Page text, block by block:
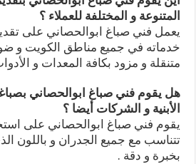
المتنوعة و المختلفة للعملاء ؟
يعمل فني صباغ ابوالحصاني على
خدماته في جميع مناطق الكويت و
متنقلة و مزود بكافة المعدات و
هل يقوم فني صباغ ابوالحصاني
الأبنية و الشركات أيضا ؟
يقوم فني صباغ ابوالحصاني على
تتناسب مع جميع الجدران و باللون
بخبرة و دقة .